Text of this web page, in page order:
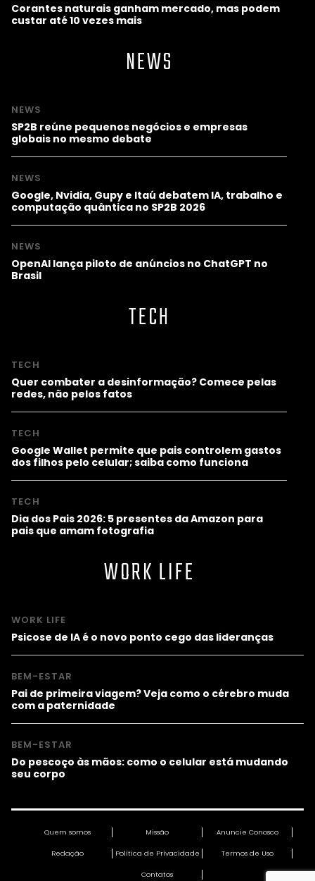
Corantes naturais ganham mercado, mas podem
custar até 10 vezes mais
NEWS
NEWS
SP2B reúne pequenos negócios e empresas
globais no mesmo debate
NEWS
Google, Nvidia, Gupy e Itaú debatem IA, trabalho e
computação quântica no SP2B 2026
NEWS
OpenAI lança piloto de anúncios no ChatGPT no
Brasil
TECH
TECH
Quer combater a desinformação? Comece pelas
redes, não pelos fatos
TECH
Google Wallet permite que pais controlem gastos
dos filhos pelo celular; saiba como funciona
TECH
Dia dos Pais 2026: 5 presentes da Amazon para
pais que amam fotografia
WORK LIFE
WORK LIFE
Psicose de IA é o novo ponto cego das lideranças
BEM-ESTAR
Pai de primeira viagem? Veja como o cérebro muda
com a paternidade
BEM-ESTAR
Do pescoço às mãos: como o celular está mudando
seu corpo
Quem somos Missão Anuncie Conosco
Redação Política de Privacidade Termos de Uso
Contatos